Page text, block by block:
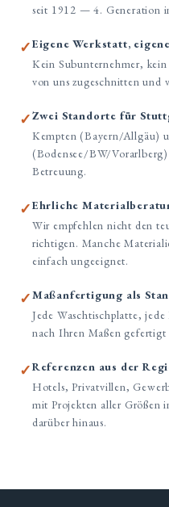
seit 1912 — 4. Generation
✓Eigene Werkstatt,
Kein Subunternehmer,
von uns zugeschnitten und
✓Zwei Standorte für
Kempten (Bayern/Allgäu)
(Bodensee/BW/
Betreuung.
✓Ehrliche
Wir empfehlen nicht den
richtigen. Manche
einfach ungeeignet.
✓Maßanfertigung als
Jede Waschtischplatte,
nach Ihren Maßen
✓Referenzen aus der
Hotels, Privatvillen,
mit Projekten aller Größen
darüber hinaus.